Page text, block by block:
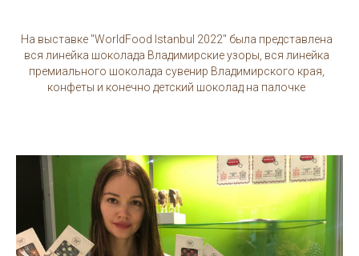
На выставке "WorldFood Istanbul 2022" была представлена
вся линейка шоколада Владимирские узоры, вся линейка
премиального шоколада сувенир Владимирского края,
конфеты и конечно детский шоколад на палочке